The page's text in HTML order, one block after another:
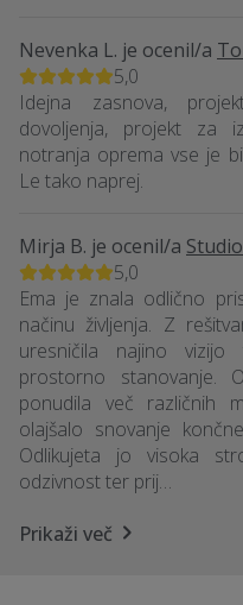
Nevenka L. je ocenil/a
5,0
Idejna zasnova,
dovoljenja, projekt za
notranja oprema vse je
Le tako naprej.
Mirja B. je ocenil/a
5,0
Ema je znala odlično
načinu življenja. Z
uresničila najino
prostorno stanovanje.
ponudila več različnih
olajšalo snovanje
Odlikujeta jo visoka
odzivnost ter prij…
Prikaži več